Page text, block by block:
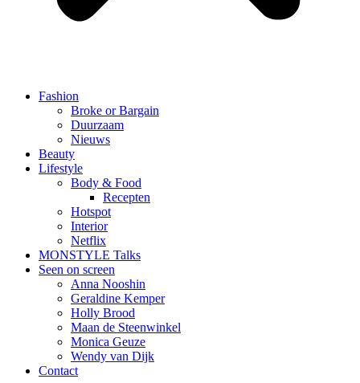
Fashion
Broke or Bargain
Duurzaam
Nieuws
Beauty
Lifestyle
Body & Food
Recepten
Hotspot
Interior
Netflix
MONSTYLE Talks
Seen on screen
Anna Nooshin
Geraldine Kemper
Holly Brood
Maan de Steenwinkel
Monica Geuze
Wendy van Dijk
Contact